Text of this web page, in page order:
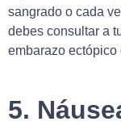
sangrado o cada
debes consultar a
embarazo ectópico
5.